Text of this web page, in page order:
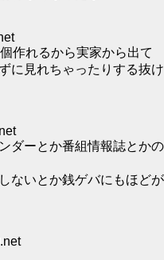
作れるから実家から出て
に見れちゃったりする抜け
ダーとか番組情報誌とかの
ないとか銭ゲバにもほどが